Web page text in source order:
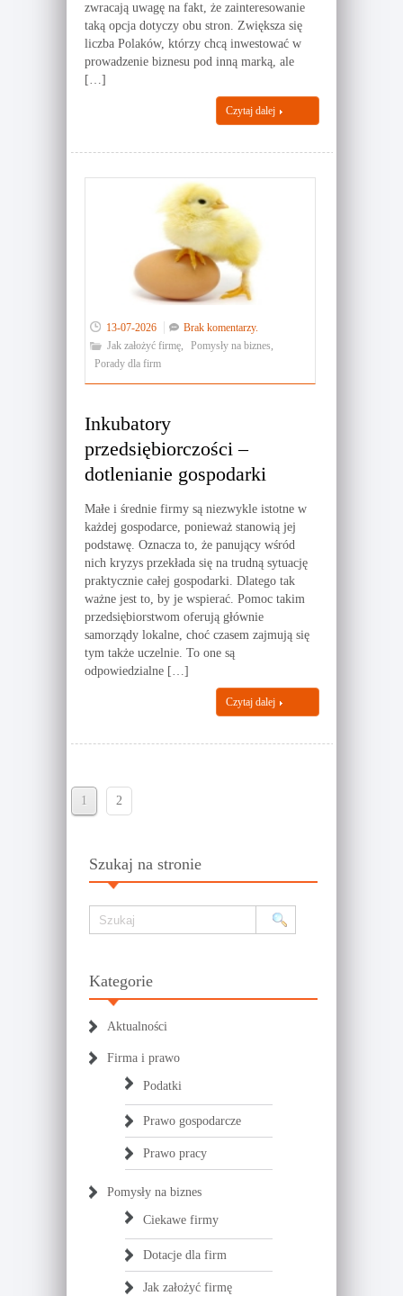
zwracają uwagę na fakt, że zainteresowanie
taką opcja dotyczy obu stron. Zwiększa się
liczba Polaków, którzy chcą inwestować w
prowadzenie biznesu pod inną marką, ale
[…]
Czytaj dalej
13-07-2026
Brak komentarzy.
Jak założyć firmę, Pomysły na biznes,
Porady dla firm
Inkubatory
przedsiębiorczości –
dotlenianie gospodarki
Małe i średnie firmy są niezwykle istotne w
każdej gospodarce, ponieważ stanowią jej
podstawę. Oznacza to, że panujący wśród
nich kryzys przekłada się na trudną sytuację
praktycznie całej gospodarki. Dlatego tak
ważne jest to, by je wspierać. Pomoc takim
przedsiębiorstwom oferują głównie
samorządy lokalne, choć czasem zajmują się
tym także uczelnie. To one są
odpowiedzialne […]
Czytaj dalej
1 2
Szukaj na stronie
Kategorie
Aktualności
Firma i prawo
Podatki
Prawo gospodarcze
Prawo pracy
Pomysły na biznes
Ciekawe firmy
Dotacje dla firm
Jak założyć firmę